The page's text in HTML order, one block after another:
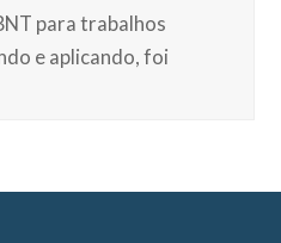
para trabalhos
e aplicando, foi